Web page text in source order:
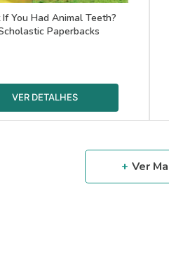
You Had Animal Teeth?
Paperbacks